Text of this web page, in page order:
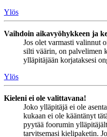
Ylös
Vaihdoin aikavyöhykkeen ja
Jos olet varmasti valinnut
silti väärin, on palvelimen
ylläpitäjään korjataksesi
Ylös
Kieleni ei ole valittavana!
Joko ylläpitäjä ei ole
kukaan ei ole kääntänyt
pyytää foorumin
tarvitsemasi kielipaketin.